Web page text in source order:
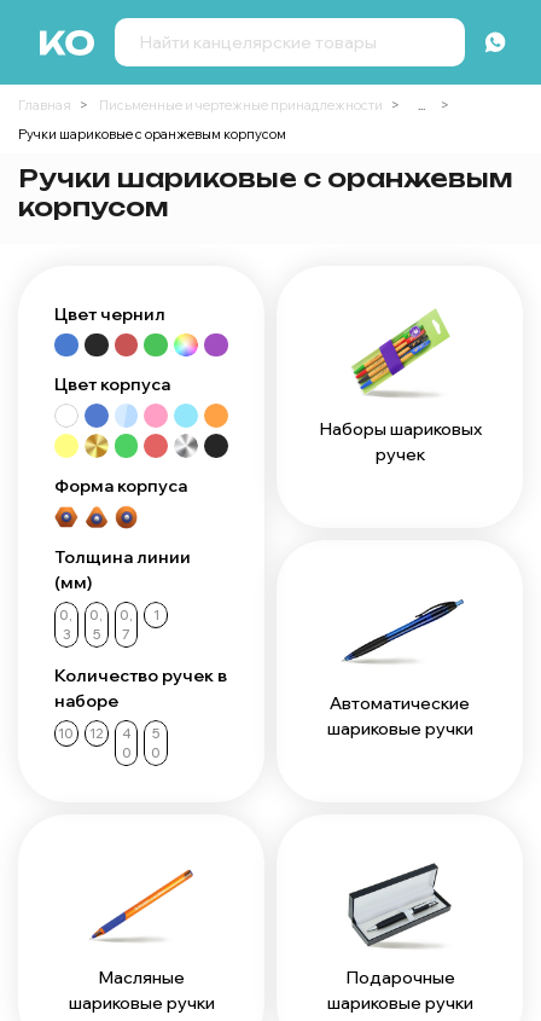
Главная Письменные и чертежные принадлежности
...
Ручки шариковые с оранжевым корпусом
Ручки шариковые с оранжевым
корпусом
Цвет чернил
Цвет корпуса
Форма корпуса
Толщина линии
(мм)
0,
3
0,
5
0,
7
1
Количество ручек в
наборе
10 12
4
0
5
0
Наборы шариковых
ручек
Автоматические
шариковые ручки
Масляные
шариковые ручки
Подарочные
шариковые ручки